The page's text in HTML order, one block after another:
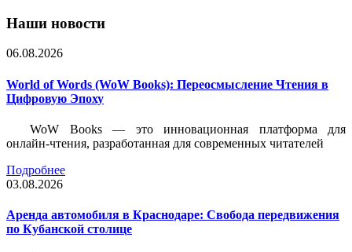
Наши новости
06.08.2026
World of Words (WoW Books): Переосмысление Чтения в
Цифровую Эпоху
WoW Books — это инновационная платформа для
онлайн-чтения, разработанная для современных читателей
Подробнее
03.08.2026
Аренда автомобиля в Краснодаре: Свобода передвижения
по Кубанской столице